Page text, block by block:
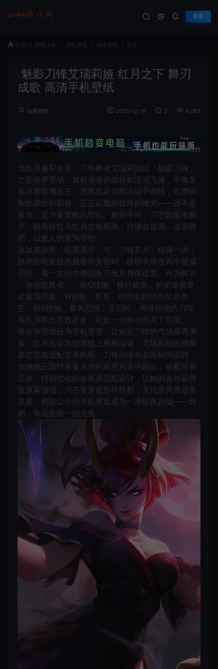
登录
首页 壁纸大全 手机壁纸 动漫壁纸 正文
魅影刀锋艾瑞莉娅 红月之下 舞刃
成歌 高清手机壁纸
动漫壁纸 2025-12-19 0 4,083
当红月撕裂永夜，刀锋舞者艾瑞莉娅以「魅影刀锋」
之姿破界登场。紫粉渐变的发丝如流光飞瀑，牛角发
饰淬着暗裔血芒，黑紫战衣勾勒出猎手曲线，衣摆碎
裂处露出的肌肤，正泛起魔能纹路的微光——这不是
装饰，是力量觉醒的印记。她抬手间，刀芒如紫电裂
空，眼尾绯红与红月交相辉映，仿佛在低语：这场舞
蹈，以敌人的血为节拍。
这款皮肤将「暗黑美学」与「刀锋艺术」熔铸一体：
战衣的暗金纹路藏着符文密码，破碎衣袂在风中凝成
刃状，每一次动作都似有刀光从身体迸发。作为峡谷
「永动型舞者」，她Q技能「横行霸道」的折返斩带
起紫黑残影，W技能「怒军」的突刺则化作红月血
芒，而R技能「暴风烈雨」开启时，周身环绕的刀阵
将红月辉光尽数折射，宛如一场致命的月下芭蕾。
将这张壁纸设为手机背景，让魅影刀锋的气场穿透屏
幕：红月光晕为锁屏镀上神秘滤镜，艾瑞莉娅的侧身
姿态完美适配竖屏构图，刀锋的冷光在图标间流转，
仿佛她正随时准备从你的应用列表中跃出，斩断所有
乏味。特别优化的全面屏适配设计，让她的发丝延伸
至屏幕顶端，刀芒贯穿底部导航栏，无论是亮屏还是
息屏，都能让你的手机界面成为一座暗夜剧场——而
她，永远是唯一的主角。